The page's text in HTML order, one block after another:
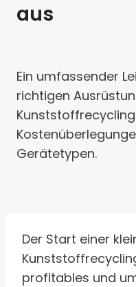
aus
Ein umfassender
richtigen
Gerätetypen.
Der Start einer
profitables und